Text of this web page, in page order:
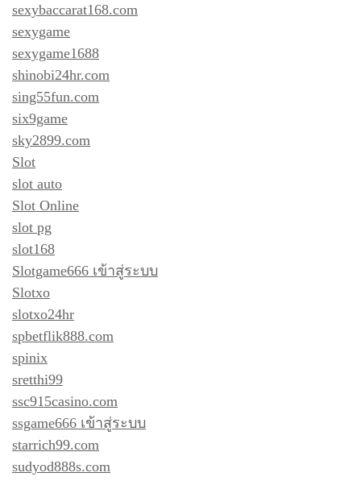
sexybaccarat168.com
sexygame
sexygame1688
shinobi24hr.com
sing55fun.com
six9game
sky2899.com
Slot
slot auto
Slot Online
slot pg
slot168
Slotgame666 เข้าสู่ระบบ
Slotxo
slotxo24hr
spbetflik888.com
spinix
sretthi99
ssc915casino.com
ssgame666 เข้าสู่ระบบ
starrich99.com
sudyod888s.com